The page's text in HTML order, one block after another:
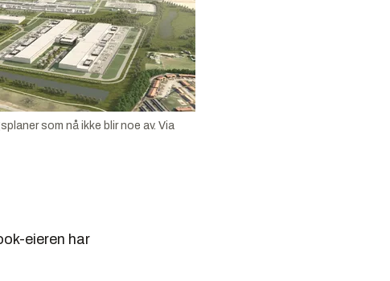
som nå ikke blir noe av. Via
eieren har